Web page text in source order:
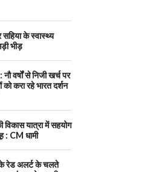
के स्वास्थ्य
भीड़
वर्षों से निजी खर्च पर
को करा रहे भारत दर्शन
विकास यात्रा में सहयोग
: CM धामी
के रेड अलर्ट के चलते